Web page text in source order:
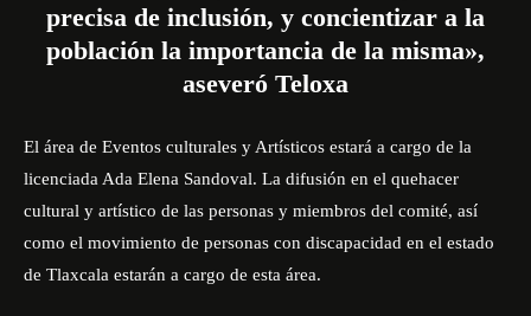
precisa de inclusión, y concientizar a la
población la importancia de la misma»,
aseveró Teloxa
El área de Eventos culturales y Artísticos estará a cargo de la
licenciada Ada Elena Sandoval. La difusión en el quehacer
cultural y artístico de las personas y miembros del comité, así
como el movimiento de personas con discapacidad en el estado
de Tlaxcala estarán a cargo de esta área.